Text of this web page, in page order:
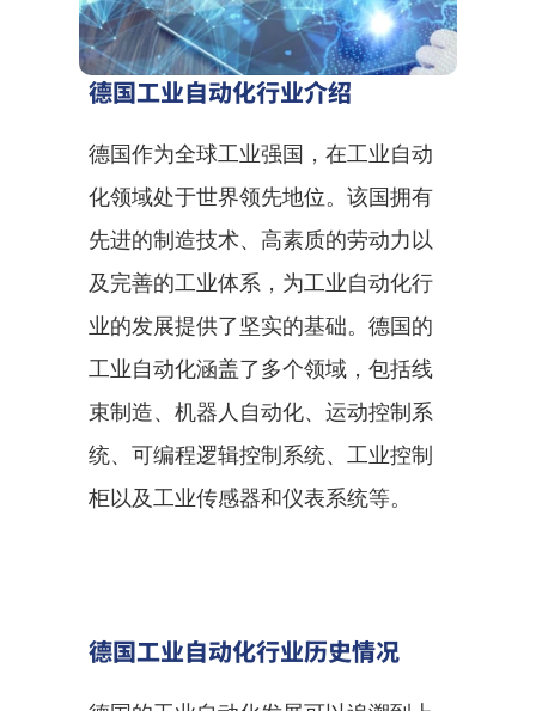
德国工业自动化行业介绍
德国作为全球工业强国，在工业自动
化领域处于世界领先地位。该国拥有
先进的制造技术、高素质的劳动力以
及完善的工业体系，为工业自动化行
业的发展提供了坚实的基础。德国的
工业自动化涵盖了多个领域，包括线
束制造、机器人自动化、运动控制系
统、可编程逻辑控制系统、工业控制
柜以及工业传感器和仪表系统等。
德国工业自动化行业历史情况